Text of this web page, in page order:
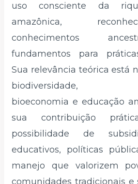
uso consciente da
amazônica,
conhecimentos
fundamentos para
Sua relevância teórica está
biodiversidade,
bioeconomia e educação
sua contribuição
possibilidade de
educativos, políticas
manejo que valorizem
comunidades tradicionais e